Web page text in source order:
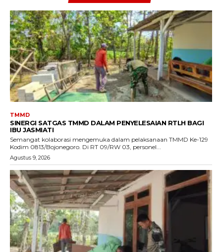
TMMD
SINERGI SATGAS TMMD DALAM PENYELESAIAN RTLH BAGI
IBU JASMIATI
Semangat kolaborasi mengemuka dalam pelaksanaan TMMD Ke-129
Kodim 0813/Bojonegoro. Di RT 09/RW 03, personel...
Agustus 9, 2026